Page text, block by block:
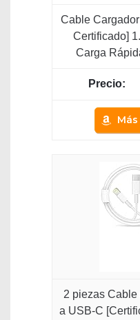
Cable
Certificado]
Carga
2 piezas
a USB-C